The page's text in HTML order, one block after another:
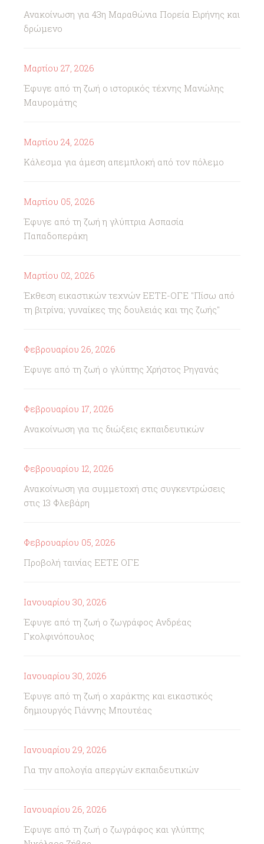
Ανακοίνωση για 43η Μαραθώνια Πορεία Ειρήνης και
δρώμενο
Μαρτίου 27, 2026
Έφυγε από τη ζωή ο ιστορικός τέχνης Μανώλης
Μαυρομάτης
Μαρτίου 24, 2026
Κάλεσμα για άμεση απεμπλοκή από τον πόλεμο
Μαρτίου 05, 2026
Έφυγε από τη ζωή η γλύπτρια Ασπασία
Παπαδοπεράκη
Μαρτίου 02, 2026
Έκθεση εικαστικών τεχνών ΕΕΤΕ-ΟΓΕ "Πίσω από
τη βιτρίνα; γυναίκες της δουλειάς και της ζωής"
Φεβρουαρίου 26, 2026
Έφυγε από τη ζωή ο γλύπτης Χρήστος Ρηγανάς
Φεβρουαρίου 17, 2026
Ανακοίνωση για τις διώξεις εκπαιδευτικών
Φεβρουαρίου 12, 2026
Ανακοίνωση για συμμετοχή στις συγκεντρώσεις
στις 13 Φλεβάρη
Φεβρουαρίου 05, 2026
Προβολή ταινίας ΕΕΤΕ ΟΓΕ
Ιανουαρίου 30, 2026
Έφυγε από τη ζωή ο ζωγράφος Ανδρέας
Γκολφινόπουλος
Ιανουαρίου 30, 2026
Έφυγε από τη ζωή ο χαράκτης και εικαστικός
δημιουργός Γιάννης Μπουτέας
Ιανουαρίου 29, 2026
Για την απολογία απεργών εκπαιδευτικών
Ιανουαρίου 26, 2026
Έφυγε από τη ζωή ο ζωγράφος και γλύπτης